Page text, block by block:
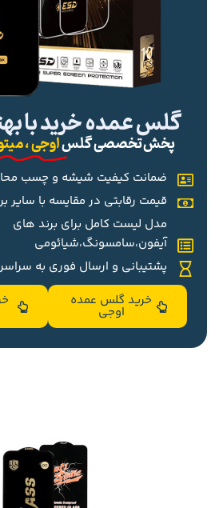
گلس عمده خرید با
پخش تخصصی گلساوجی ،
ضمانت کیفیت شیشه و چسب
قیمت رقابتی در مقایسه با سایر
مدل لیست کامل برای برند های
آیفون،سامسونگ،شیائومی
پشتیبانی و ارسال فوری به
خرید گلس عمده
اوجی